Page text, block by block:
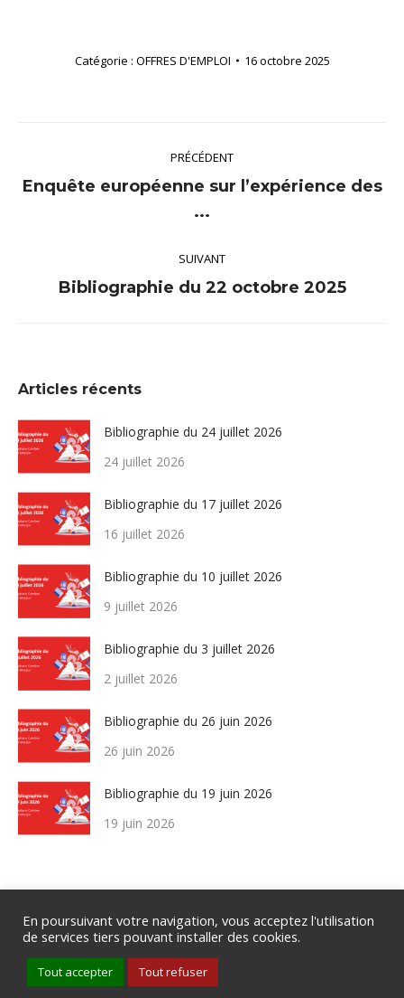
Catégorie : OFFRES D'EMPLOI 16 octobre 2025
PRÉCÉDENT
Article
précédent
Enquête européenne sur l’expérience des
...
SUIVANT
Article
Bibliographie du 22 octobre 2025
Articles récents
Bibliographie du 24 juillet 2026
24 juillet 2026
Bibliographie du 17 juillet 2026
16 juillet 2026
Bibliographie du 10 juillet 2026
9 juillet 2026
Bibliographie du 3 juillet 2026
2 juillet 2026
Bibliographie du 26 juin 2026
26 juin 2026
Bibliographie du 19 juin 2026
19 juin 2026
Groupe de Rythmologie et de Stimulation Cardiaque de la SFC .
Tous droits réservés .Mentions légales
En poursuivant votre navigation, vous acceptez l'utilisation
de services tiers pouvant installer des cookies.
Tout accepter Tout refuser